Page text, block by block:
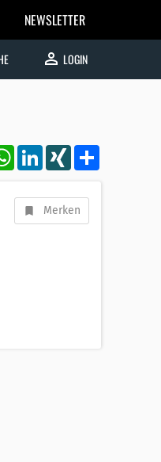
NEWSLETTER
person LOGIN
WhatsApp
LinkedInXING
Merken